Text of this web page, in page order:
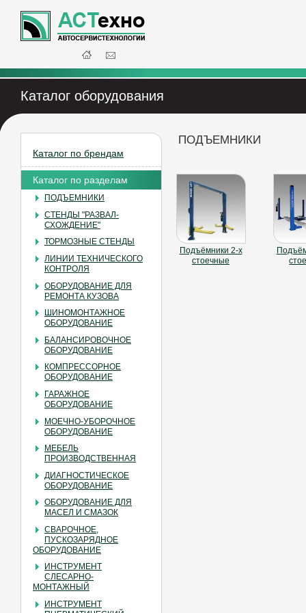
Каталог оборудования
Каталог по брендам
Каталог по разделам
ПОДЪЕМНИКИ
СТЕНДЫ "РАЗВАЛ-
СХОЖДЕНИЕ"
ТОРМОЗНЫЕ СТЕНДЫ
ЛИНИИ ТЕХНИЧЕСКОГО
КОНТРОЛЯ
ОБОРУДОВАНИЕ ДЛЯ
РЕМОНТА КУЗОВА
ШИНОМОНТАЖНОЕ
ОБОРУДОВАНИЕ
БАЛАНСИРОВОЧНОЕ
ОБОРУДОВАНИЕ
КОМПРЕССОРНОЕ
ОБОРУДОВАНИЕ
ГАРАЖНОЕ
ОБОРУДОВАНИЕ
МОЕЧНО-УБОРОЧНОЕ
ОБОРУДОВАНИЕ
МЕБЕЛЬ
ПРОИЗВОДСТВЕННАЯ
ДИАГНОСТИЧЕСКОЕ
ОБОРУДОВАНИЕ
ОБОРУДОВАНИЕ ДЛЯ
МАСЕЛ И СМАЗОК
СВАРОЧНОЕ,
ПУСКОЗАРЯДНОЕ
ОБОРУДОВАНИЕ
ИНСТРУМЕНТ
СЛЕСАРНО-
МОНТАЖНЫЙ
ИНСТРУМЕНТ
ПОДЪЕМНИКИ
Подъёмники 2-х
стоечные